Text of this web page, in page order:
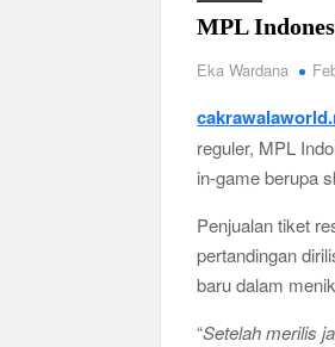
MPL
Eka Wardana
reguler, MPL
in-game berupa
Penjualan tiket
pertandingan
baru dalam
“Setelah merilis